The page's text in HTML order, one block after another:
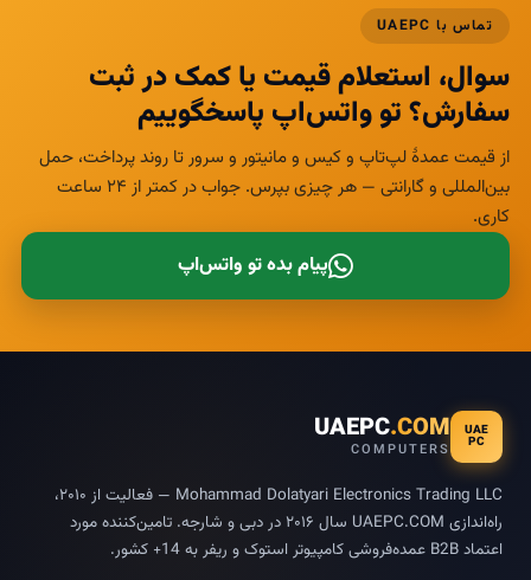
تماس با UAEPC
سوال، استعلام قیمت یا کمک در ثبت
سفارش؟ تو واتس‌اپ پاسخگوییم
از قیمت عمدهٔ لپ‌تاپ و کیس و مانیتور و سرور تا روند پرداخت، حمل
بین‌المللی و گارانتی — هر چیزی بپرس. جواب در کمتر از ۲۴ ساعت
کاری.
پیام بده تو واتس‌اپ
UAE
PC
UAEPC.COM
COMPUTERS
Mohammad Dolatyari Electronics Trading LLC — فعالیت از ۲۰۱۰،
راه‌اندازی UAEPC.COM سال ۲۰۱۶ در دبی و شارجه. تامین‌کننده مورد
اعتماد B2B عمده‌فروشی کامپیوتر استوک و ریفر به 14+ کشور.